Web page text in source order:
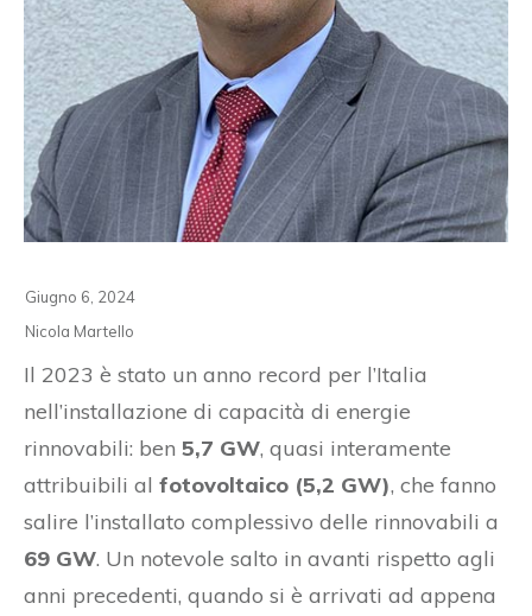
Giugno 6, 2024
Nicola Martello
Il 2023 è stato un anno record per l’Italia
nell’installazione di capacità di energie
rinnovabili: ben 5,7 GW, quasi interamente
attribuibili al fotovoltaico (5,2 GW), che fanno
salire l’installato complessivo delle rinnovabili a
69 GW. Un notevole salto in avanti rispetto agli
anni precedenti, quando si è arrivati ad appena